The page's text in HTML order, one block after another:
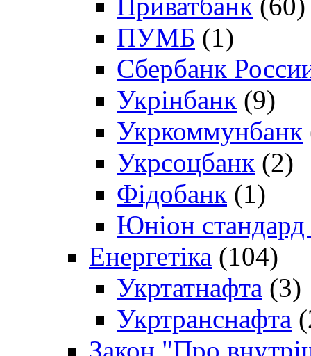
ПУМБ (1)
Сбербанк
Укрінбанк (9)
Укркоммунбанк
Укрсоцбанк (2)
Фідобанк (1)
Юніон стандард
Енергетіка (104)
Укртатнафта (3)
Укртранснафта
Закон "Про